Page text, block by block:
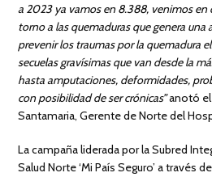
a 2023 ya vamos en 8.388, venimos
torno a las quemaduras que genera una
prevenir los traumas por la quemadura
secuelas gravísimas que van desde la
hasta amputaciones, deformidades,
con posibilidad de ser crónicas”anotó el
Santamaria, Gerente de Norte del
La campaña liderada por la Subred
Salud Norte ‘Mi País Seguro’ a través